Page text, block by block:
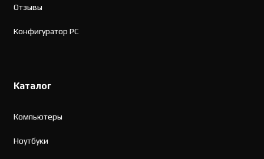
Отзывы
Конфигуратор PC
Каталог
Компьютеры
Ноутбуки